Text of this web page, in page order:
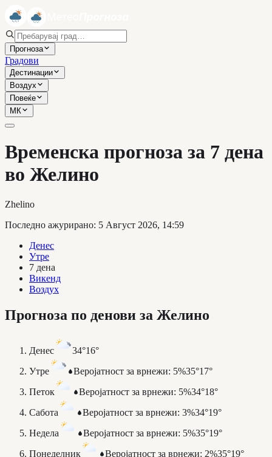
Прогноза
Градови
Дестинации
Воздух
Повеќе
МК
Временска прогноза за 7 дена
во Желино
Zhelino
Последно ажурирано: 5 Август 2026, 14:59
Денес
Утре
7 дена
Викенд
Воздух
Прогноза по денови за Желино
Денес 34°16°
Утре
Веројатност за врнежи: 5%35°17°
Петок
Веројатност за врнежи: 5%34°18°
Сабота
Веројатност за врнежи: 3%34°19°
Недела
Веројатност за врнежи: 5%35°19°
Понеделник
Веројатност за врнежи: 2%35°19°